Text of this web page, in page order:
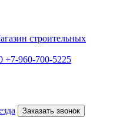
строительных
+7-960-700-5225
Заказать звонок